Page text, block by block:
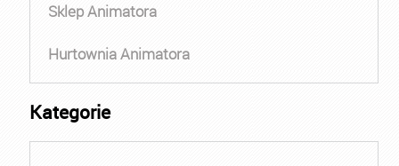
Sklep Animatora
Hurtownia Animatora
Kategorie